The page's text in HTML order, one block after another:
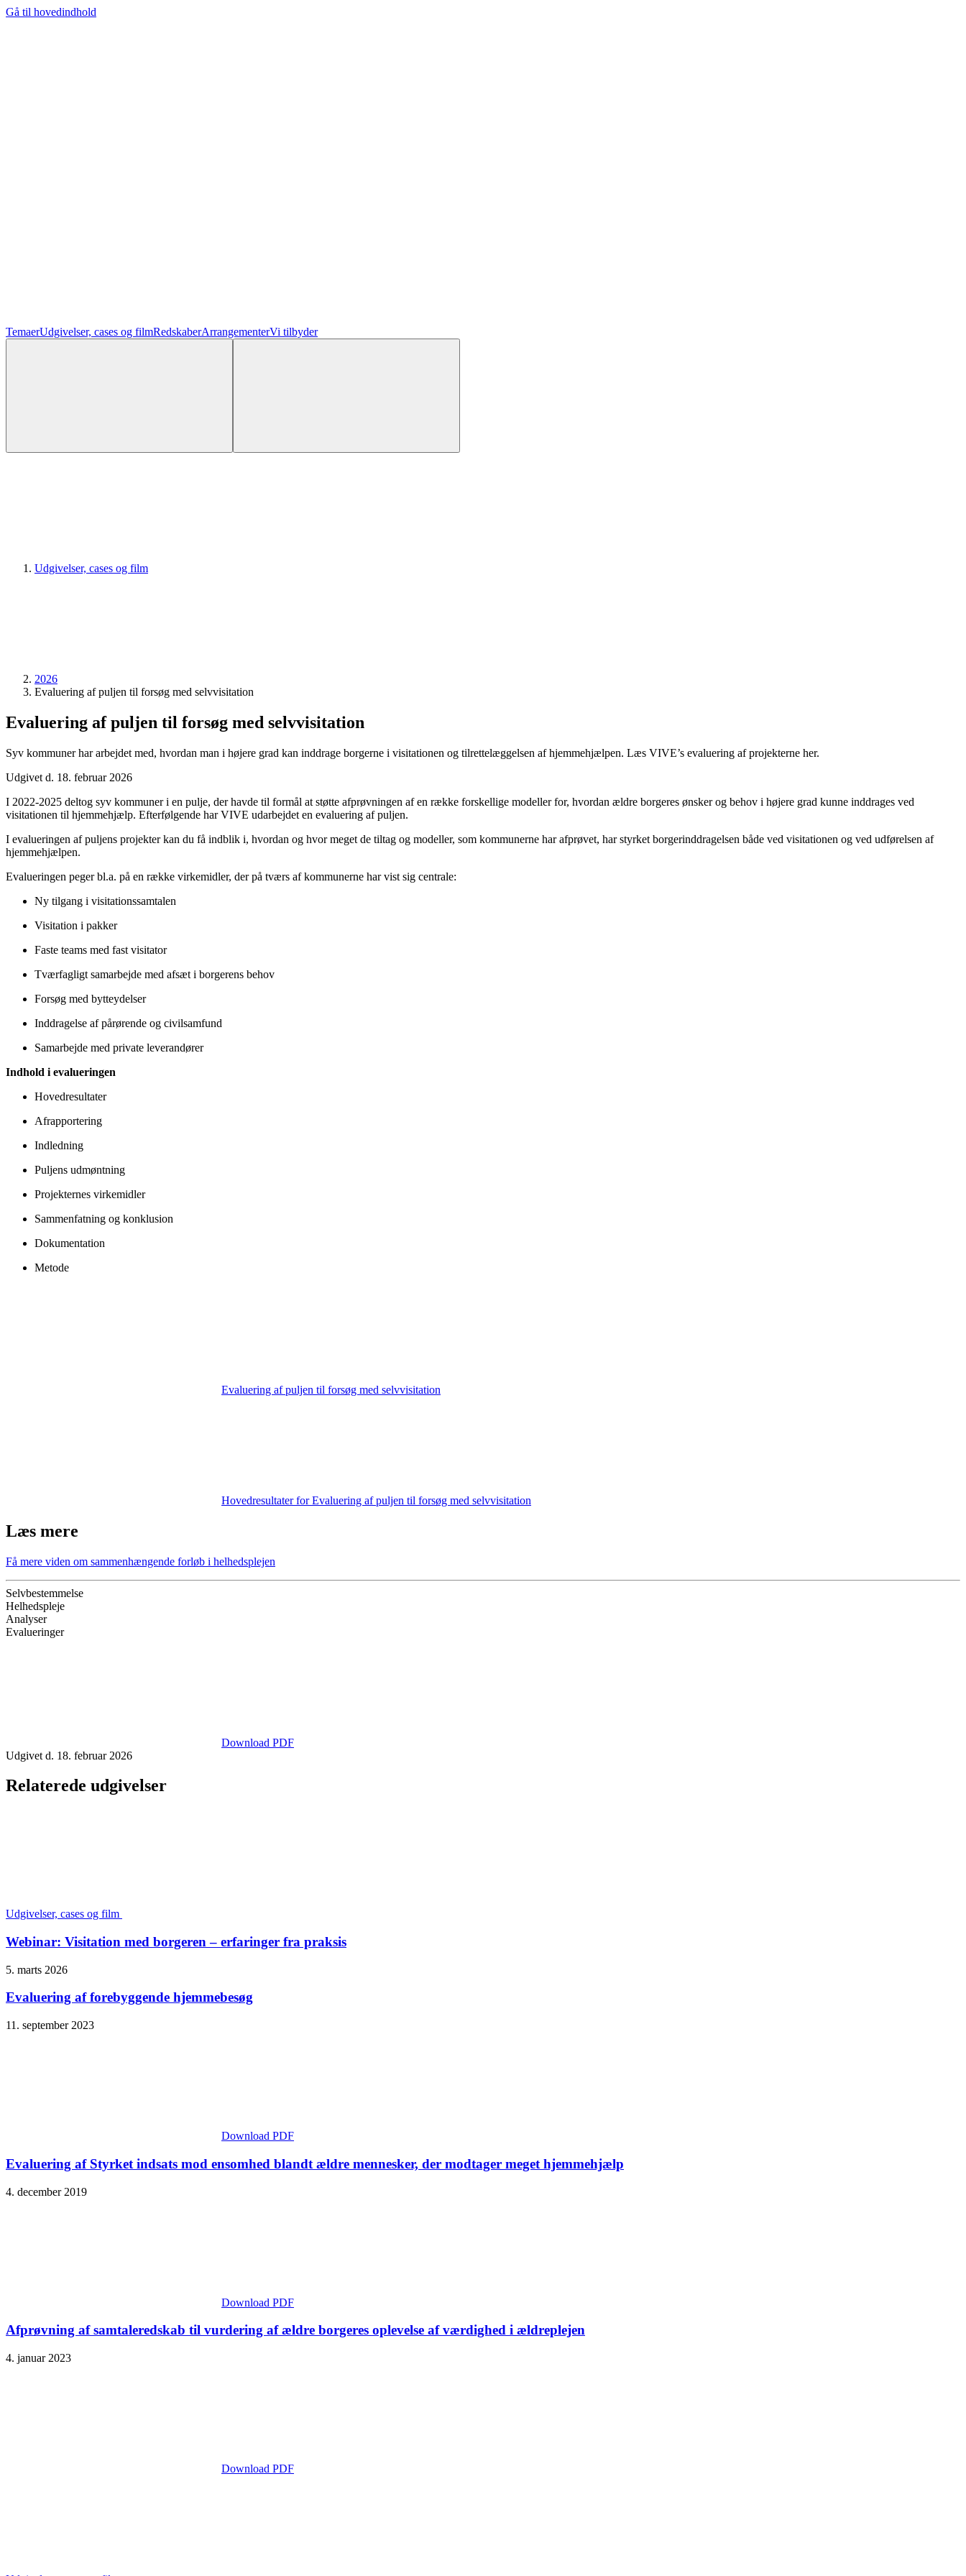
Gå til hovedindhold
TemaerUdgivelser, cases og filmRedskaberArrangementerVi tilbyder
Udgivelser, cases og film
2026
Evaluering af puljen til forsøg med selvvisitation
Evaluering af puljen til forsøg med selvvisitation
Syv kommuner har arbejdet med, hvordan man i højere grad kan inddrage borgerne i visitationen og tilrettelæggelsen af hjemmehjælpen. Læs VIVE’s evaluering af projekterne her.
Udgivet d. 18. februar 2026
I 2022-2025 deltog syv kommuner i en pulje, der havde til formål at støtte afprøvningen af en række forskellige modeller for, hvordan ældre borgeres ønsker og behov i højere grad kunne inddrages ved
visitationen til hjemmehjælp. Efterfølgende har VIVE udarbejdet en evaluering af puljen.
I evalueringen af puljens projekter kan du få indblik i, hvordan og hvor meget de tiltag og modeller, som kommunerne har afprøvet, har styrket borgerinddragelsen både ved visitationen og ved udførelsen af
hjemmehjælpen.
Evalueringen peger bl.a. på en række virkemidler, der på tværs af kommunerne har vist sig centrale:
Ny tilgang i visitationssamtalen
Visitation i pakker
Faste teams med fast visitator
Tværfagligt samarbejde med afsæt i borgerens behov
Forsøg med bytteydelser
Inddragelse af pårørende og civilsamfund
Samarbejde med private leverandører
Indhold i evalueringen
Hovedresultater
Afrapportering
Indledning
Puljens udmøntning
Projekternes virkemidler
Sammenfatning og konklusion
Dokumentation
Metode
Evaluering af puljen til forsøg med selvvisitation
Hovedresultater for Evaluering af puljen til forsøg med selvvisitation
Læs mere
Få mere viden om sammenhængende forløb i helhedsplejen
Selvbestemmelse
Helhedspleje
Analyser
Evalueringer
Download PDF
Udgivet d. 18. februar 2026
Relaterede udgivelser
Udgivelser, cases og film
Webinar: Visitation med borgeren – erfaringer fra praksis
5. marts 2026
Evaluering af forebyggende hjemmebesøg
11. september 2023
Download PDF
Evaluering af Styrket indsats mod ensomhed blandt ældre mennesker, der modtager meget hjemmehjælp
4. december 2019
Download PDF
Afprøvning af samtaleredskab til vurdering af ældre borgeres oplevelse af værdighed i ældreplejen
4. januar 2023
Download PDF